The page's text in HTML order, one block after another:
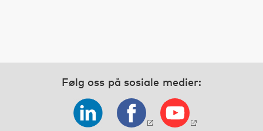
Følg oss på sosiale medier: